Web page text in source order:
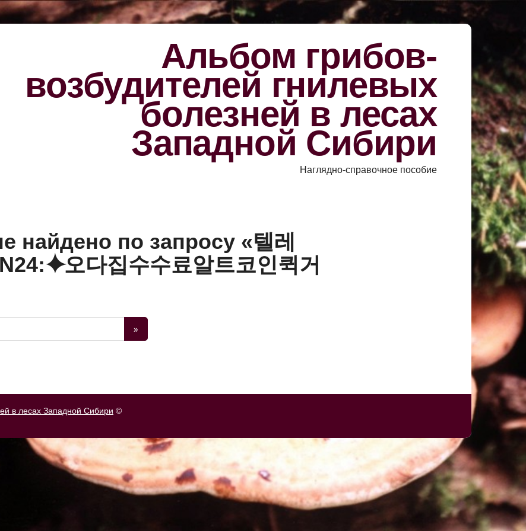
Альбом грибов-
возбудителей гнилевых
болезней в лесах
Западной Сибири
Наглядно-справочное пособие
найдено по запросу «텔레
오다집수수료알트코인퀵거
в лесах Западной Сибири ©